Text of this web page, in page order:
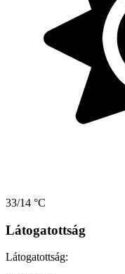
33/14 °C
Látogatottság
Látogatottság: